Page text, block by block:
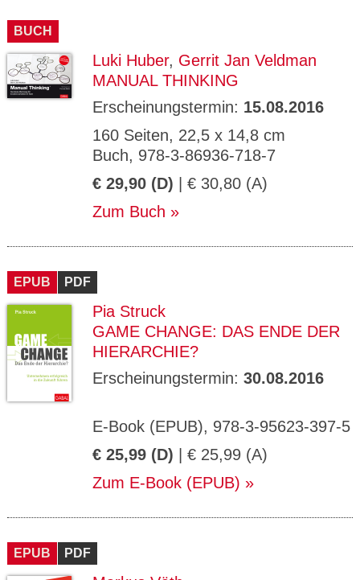
BUCH
Luki Huber, Gerrit Jan Veldman
MANUAL THINKING
Erscheinungstermin: 15.08.2016
160 Seiten, 22,5 x 14,8 cm
Buch, 978-3-86936-718-7
€ 29,90 (D) | € 30,80 (A)
Zum Buch
EPUB PDF
Pia Struck
GAME CHANGE: DAS ENDE DER
HIERARCHIE?
Erscheinungstermin: 30.08.2016
E-Book (EPUB), 978-3-95623-397-5
€ 25,99 (D) | € 25,99 (A)
Zum E-Book (EPUB)
EPUB PDF